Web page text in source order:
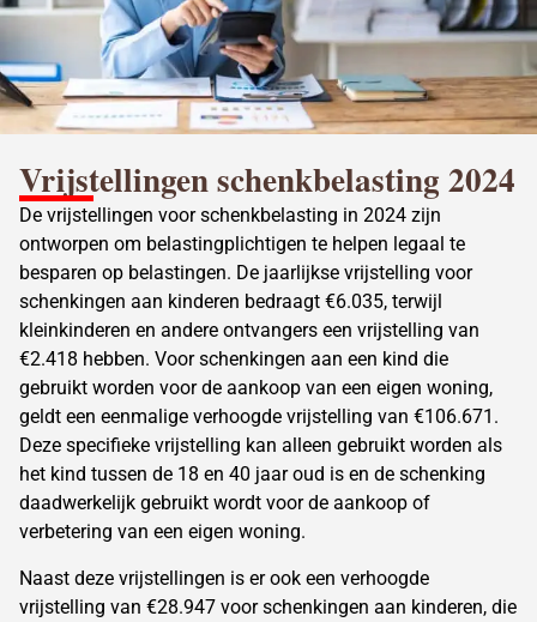
Vrijstellingen schenkbelasting 2024
De vrijstellingen voor schenkbelasting in 2024 zijn
ontworpen om belastingplichtigen te helpen legaal te
besparen op belastingen. De jaarlijkse vrijstelling voor
schenkingen aan kinderen bedraagt €6.035, terwijl
kleinkinderen en andere ontvangers een vrijstelling van
€2.418 hebben. Voorschenkingen aan een kind die
gebruikt worden voor de aankoop van een eigen woning,
geldt een eenmalige verhoogde vrijstelling van €106.671.
Deze specifieke vrijstelling kan alleen gebruikt worden als
het kind tussen de 18 en 40 jaar oud is en de schenking
daadwerkelijk gebruikt wordt voor de aankoop of
verbetering van een eigen woning.
Naast deze vrijstellingen is er ook een verhoogde
vrijstelling van €28.947 voor schenkingen aan kinderen, die